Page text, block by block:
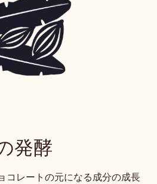
発酵
コレートの元になる成分の成長